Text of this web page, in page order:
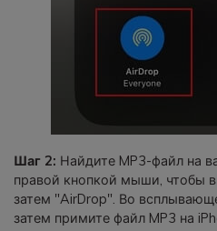
Шаг 2: Найдите MP3-файл на
правой кнопкой мыши, чтобы
затем "AirDrop". Во
затем примите файл MP3 на